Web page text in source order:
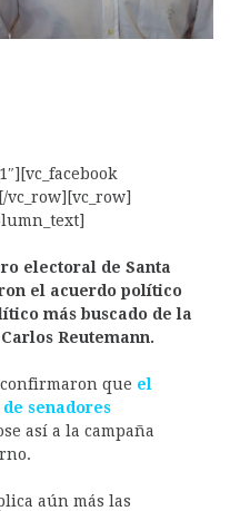
vc_row][vc_row]
electoral de Santa
el acuerdo político
más buscado de la
Reutemann.
confirmaron que el
senadores
así a la campaña
aún más las